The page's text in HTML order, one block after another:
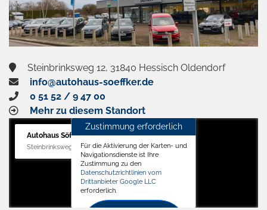
Steinbrinksweg 12, 31840 Hessisch Oldendorf
info@autohaus-soeffker.de
0 51 52 / 9 47 00
Mehr zu diesem Standort
Autohaus Söffker GmbH
Steinbrinksweg 12, 31840 Hessisch Oldendorf
Zustimmung erforderlich
Für die Aktivierung der Karten- und
Navigationsdienste ist Ihre
Zustimmung zu den
Datenschutzrichtlinien vom
Drittanbieter Google LLC
erforderlich.